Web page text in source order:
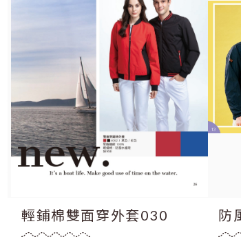
輕鋪棉雙面穿外套030 防